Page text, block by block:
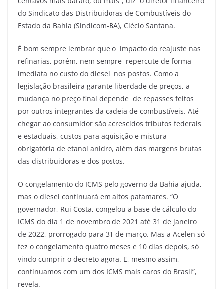
do Sindicato das Distribuidoras de Combustíveis do
Estado da Bahia (Sindicom-BA), Clécio Santana.
É bom sempre lembrar que o impacto do reajuste nas
refinarias, porém, nem sempre repercute de forma
imediata no custo do diesel nos postos. Como a
legislação brasileira garante liberdade de preços, a
mudança no preço final depende de repasses feitos
por outros integrantes da cadeia de combustíveis. Até
chegar ao consumidor são acrescidos tributos federais
e estaduais, custos para aquisição e mistura
obrigatória de etanol anidro, além das margens brutas
das distribuidoras e dos postos.
O congelamento do ICMS pelo governo da Bahia ajuda,
mas o diesel continuará em altos patamares. “O
governador, Rui Costa, congelou a base de cálculo do
ICMS do dia 1 de novembro de 2021 até 31 de janeiro
de 2022, prorrogado para 31 de março. Mas a Acelen só
fez o congelamento quatro meses e 10 dias depois, só
vindo cumprir o decreto agora. E, mesmo assim,
continuamos com um dos ICMS mais caros do Brasil”,
revela.